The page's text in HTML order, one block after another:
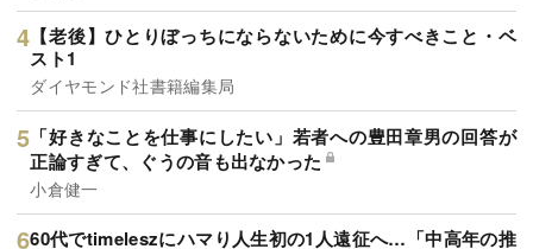
【老後】ひとりぼっちにならないために今すべきこと・ベ
スト1
ダイヤモンド社書籍編集局
「好きなことを仕事にしたい」若者への豊田章男の回答が
正論すぎて、ぐうの音も出なかった
小倉健一
60代でtimeleszにハマり人生初の1人遠征へ…「中高年の推